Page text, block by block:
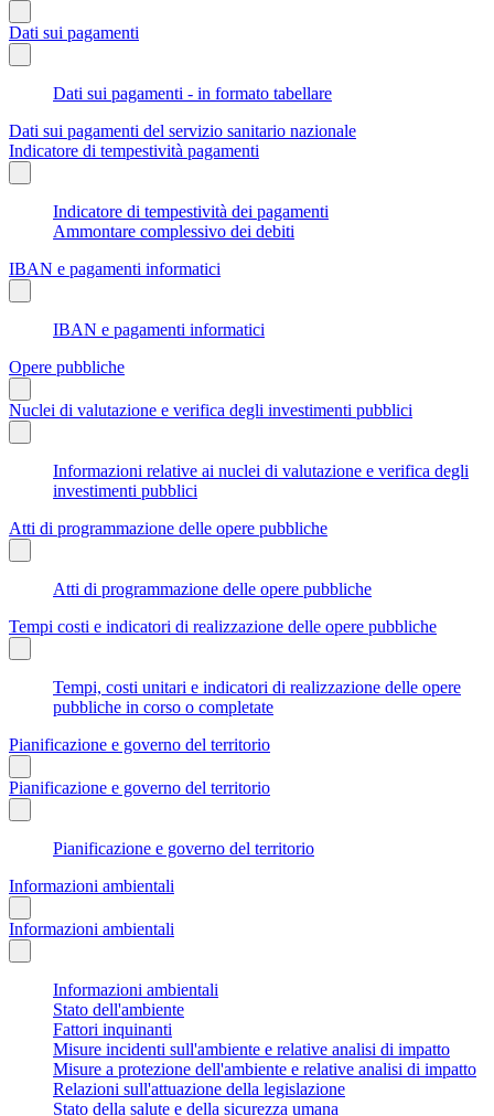
Dati sui pagamenti
Dati sui pagamenti - in formato tabellare
Dati sui pagamenti del servizio sanitario nazionale
Indicatore di tempestività pagamenti
Indicatore di tempestività dei pagamenti
Ammontare complessivo dei debiti
IBAN e pagamenti informatici
IBAN e pagamenti informatici
Opere pubbliche
Nuclei di valutazione e verifica degli investimenti pubblici
Informazioni relative ai nuclei di valutazione e verifica degli
investimenti pubblici
Atti di programmazione delle opere pubbliche
Atti di programmazione delle opere pubbliche
Tempi costi e indicatori di realizzazione delle opere pubbliche
Tempi, costi unitari e indicatori di realizzazione delle opere
pubbliche in corso o completate
Pianificazione e governo del territorio
Pianificazione e governo del territorio
Pianificazione e governo del territorio
Informazioni ambientali
Informazioni ambientali
Informazioni ambientali
Stato dell'ambiente
Fattori inquinanti
Misure incidenti sull'ambiente e relative analisi di impatto
Misure a protezione dell'ambiente e relative analisi di impatto
Relazioni sull'attuazione della legislazione
Stato della salute e della sicurezza umana